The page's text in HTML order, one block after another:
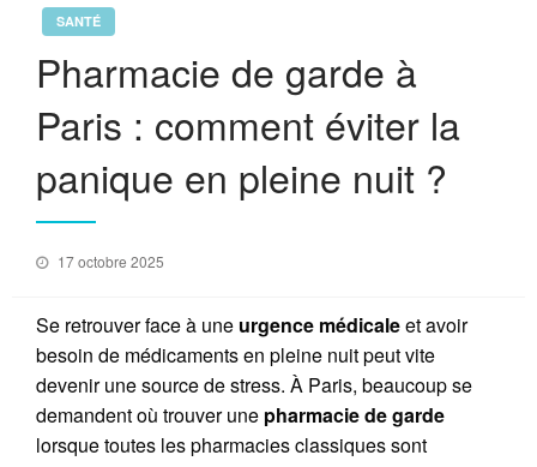
SANTÉ
Pharmacie de garde à
Paris : comment éviter la
panique en pleine nuit ?
Posted
17 octobre 2025
Se retrouver face à une urgence médicaleet avoir
besoin de médicaments en pleine nuit peut vite
devenir une source de stress. À Paris, beaucoup se
demandent où trouver une pharmacie de garde
lorsque toutes les pharmacies classiques sont